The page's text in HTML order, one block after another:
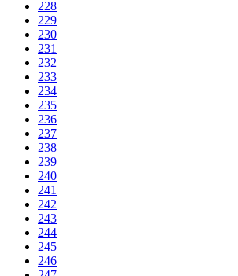
228
229
230
231
232
233
234
235
236
237
238
239
240
241
242
243
244
245
246